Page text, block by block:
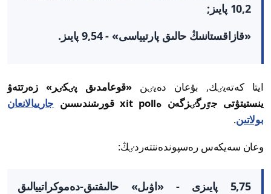
10,2 پايىز;
«قازاقستاننىڭ حالىق پارتيياسى» - 9,54 پايىز.
ايتا كەتەيٸك, بۇعان دەيٸن «قوعامدىق پٸكٸر» زەرتتەۋ
ينستيتۋتى جٷرگٸزگەن ەxit poll قورىتىندىسىن
جارييالانعان
بولاتىن.
وعان سەيكەس رەسپوندەنتتەردٸڭ:
5,75 پايىزى - «اۋىل» حالىقتىق-دەموكراتييالىق